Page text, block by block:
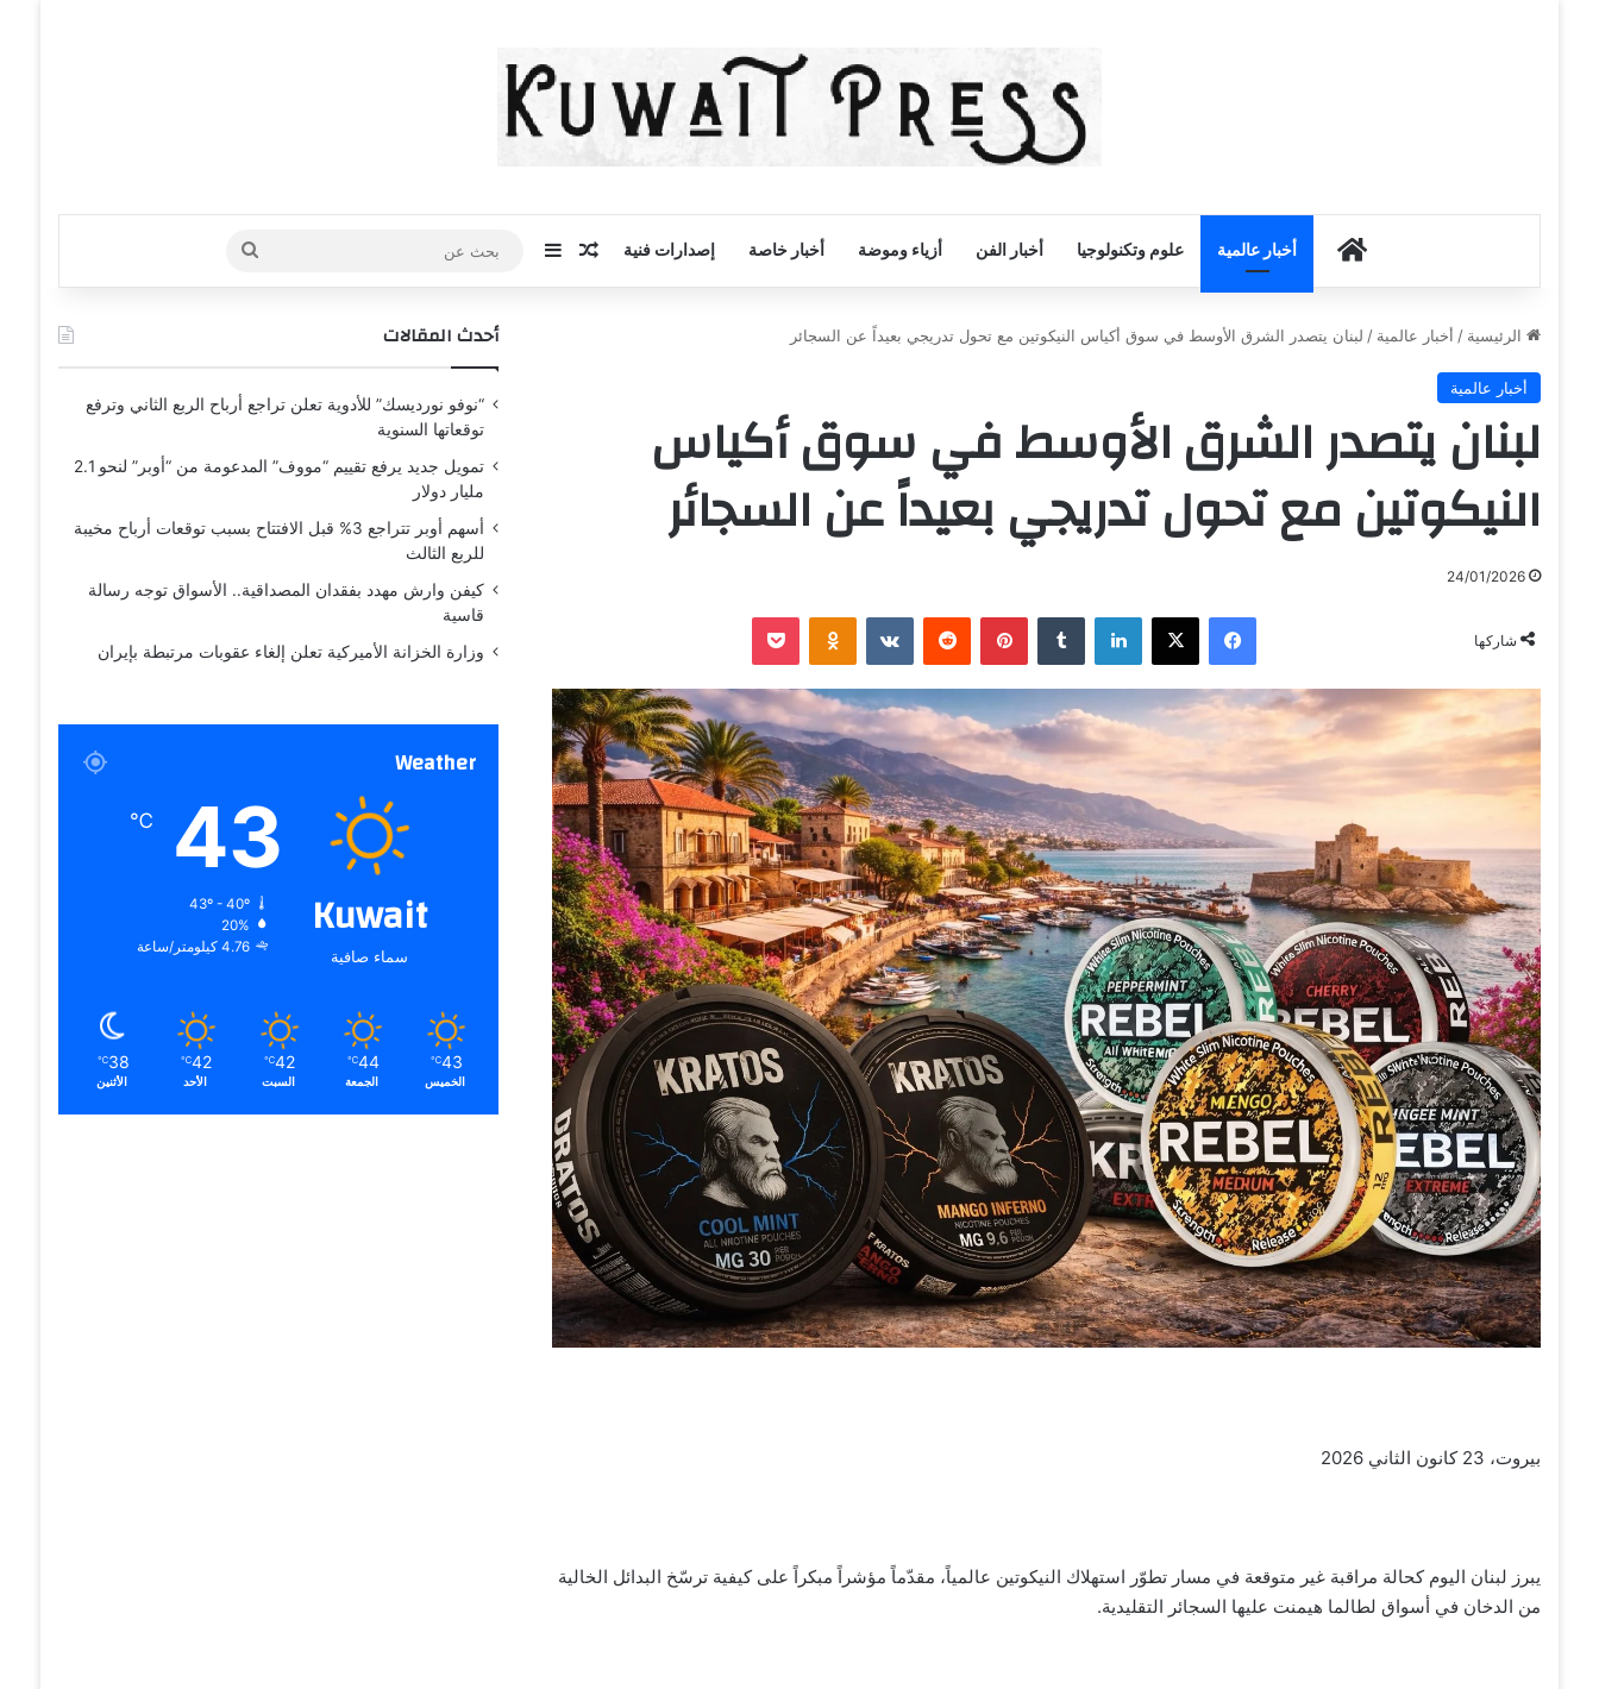
أخبار الكويت
أخبار عالمية علوم وتكنولوجيا أخبار الفن أزياء وموضة أخبار خاصة إصدارات فنية مقال عشوائي
إضافة عمود جانبي
بحث
عن
الرئيسية / أخبار عالمية / لبنان يتصدر الشرق الأوسط في سوق أكياس النيكوتين مع تحول تدريجي بعيداً عن السجائر
أخبار عالمية
لبنان يتصدر الشرق الأوسط في سوق أكياس
النيكوتين مع تحول تدريجي بعيداً عن السجائر
24/01/2026
شاركها
فيسبوك ‫X لينكدإن ‏Tumblr بينتيريست ‏Reddit
‏VKontakte
Odnoklassniki
‫Pocket
بيروت، 23 كانون الثاني 2026
يبرز لبنان اليوم كحالة مراقبة غير متوقعة في مسار تطوّر استهلاك النيكوتين عالمياً، مقدّماً مؤشراً مبكراً على كيفية ترسّخ البدائل الخالية
من الدخان في أسواق لطالما هيمنت عليها السجائر التقليدية.
أحدث المقالات
“نوفو نورديسك” للأدوية تعلن تراجع أرباح الربع الثاني وترفع
توقعاتها السنوية
تمويل جديد يرفع تقييم “مووف” المدعومة من “أوبر” لنحو 2.1
مليار دولار
أسهم أوبر تتراجع 3% قبل الافتتاح بسبب توقعات أرباح مخيبة
للربع الثالث
كيفن وارش مهدد بفقدان المصداقية.. الأسواق توجه رسالة
قاسية
وزارة الخزانة الأميركية تعلن إلغاء عقوبات مرتبطة بإيران
Weather
Kuwait
سماء صافية
43
℃
43º - 40º
20%
4.76 كيلومتر/ساعة
43
℃
الخميس
44
℃
الجمعة
42
℃
السبت
42
℃
الأحد
38
℃
الأثنين